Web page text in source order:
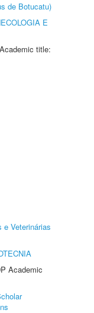
de Botucatu)
E
title:
e Veterinárias
Academic